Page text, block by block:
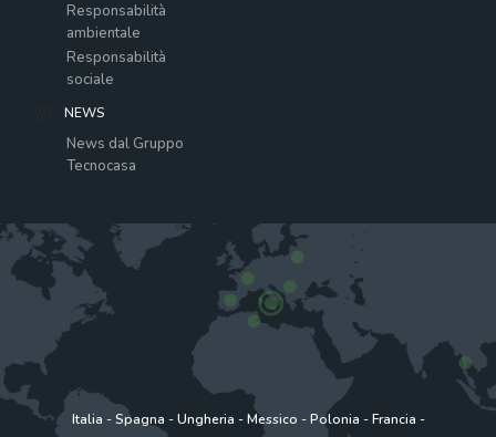
Responsabilità
ambientale
Responsabilità
sociale
NEWS
News dal Gruppo
Tecnocasa
Italia -Spagna -Ungheria -Messico -Polonia -Francia -